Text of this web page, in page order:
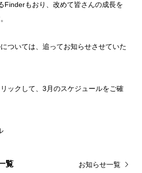
Finderもおり、改めて皆さんの成長を
ついては、追ってお知らせさせていた
ックして、3月のスケジュールをご確
覧 お知らせ一覧